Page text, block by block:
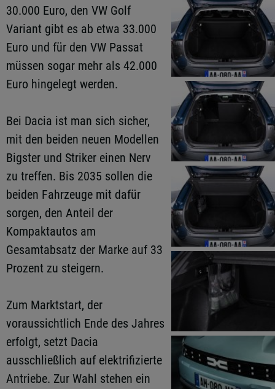
30.000 Euro, den VW Golf
Variant gibt es ab etwa 33.000
Euro und für den VW Passat
müssen sogar mehr als 42.000
Euro hingelegt werden.
Bei Dacia ist man sich sicher,
mit den beiden neuen Modellen
Bigster und Striker einen Nerv
zu treffen. Bis 2035 sollen die
beiden Fahrzeuge mit dafür
sorgen, den Anteil der
Kompaktautos am
Gesamtabsatz der Marke auf 33
Prozent zu steigern.
Zum Marktstart, der
voraussichtlich Ende des Jahres
erfolgt, setzt Dacia
ausschließlich auf elektrifizierte
Antriebe. Zur Wahl stehen ein